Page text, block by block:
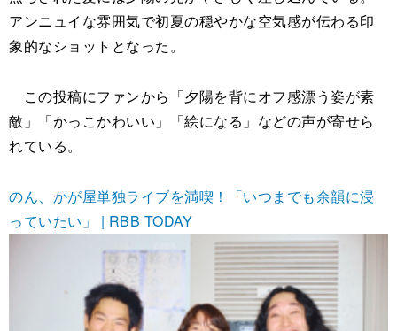
アンニュイな雰囲気で初夏の穏やかな空気感が伝わる印
象的なショットとなった。
この投稿にファンから「夕陽を背にオフ感漂う姿が素
敵」「かっこかわいい」「絵になる」などの声が寄せら
れている。
のん、かが屋単独ライブを満喫！「いつまでも余韻に浸
っていたい」 | RBB TODAY